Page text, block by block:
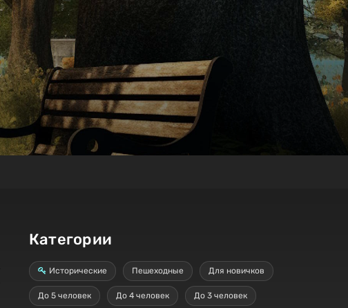
Категории
Исторические Пешеходные Для новичков
До 5 человек До 4 человек До 3 человек